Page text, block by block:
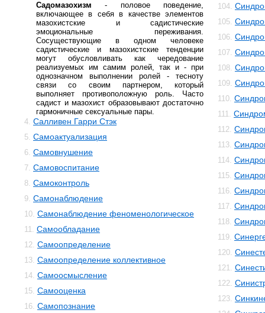
Садомазохизм - половое поведение,
включающее в себя в качестве элементов
мазохистские и садистические
эмоциональные переживания.
Сосуществующие в одном человеке
садистические и мазохистские тенденции
могут обусловливать как чередование
реализуемых им самим ролей, так и - при
однозначном выполнении ролей - тесноту
связи со своим партнером, который
выполняет противоположную роль. Часто
садист и мазохист образовывают достаточно
гармоничные сексуальные пары.
4. Салливен Гарри Стэк
5. Самоактуализация
6. Самовнушение
7. Самовоспитание
8. Самоконтроль
9. Самонаблюдение
10. Самонаблюдение феноменологическое
11. Самообладание
12. Самоопределение
13. Самоопределение коллективное
14. Самоосмысление
15. Самооценка
16. Самопознание
104.
105.
106.
107.
108.
109.
110.
111.
112.
113.
114.
115.
116.
117.
118.
119.
120.
121.
122.
123.